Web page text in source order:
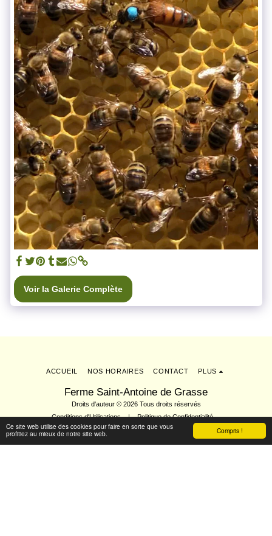
Compris !
Ce site web utilise des cookies pour faire en sorte que vous
profitiez au mieux de notre site web.
Voir la Galerie Complète
Ferme Saint-Antoine de Grasse
Droits d'auteur © 2026 Tous droits réservés
Conditions d'Utilisations|Politique de Confidentialité
ACCUEIL NOS HORAIRES CONTACT PLUS